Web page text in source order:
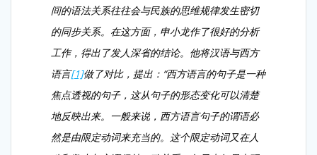
间的语法关系往往会与民族的思维规律发生密切
的同步关系。在这方面，申小龙作了很好的分析
工作，得出了发人深省的结论。他将汉语与西方
语言[1]做了对比，提出：“西方语言的句子是一种
焦点透视的句子，这从句子的形态变化可以清楚
地反映出来。一般来说，西方语言句子的谓语必
然是由限定动词来充当的。这个限定动词又在人